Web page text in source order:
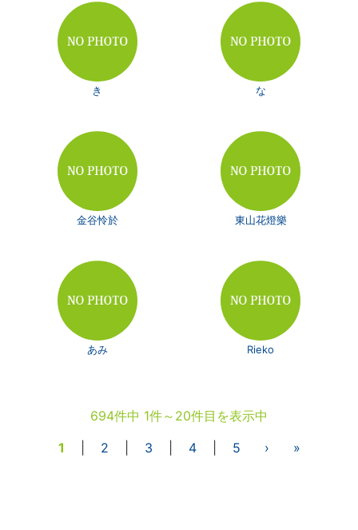
き な
金谷怜於 東山花燈樂
あみ Rieko
694件中 1件～20件目を表示中
1
2 3 4| 5 › »